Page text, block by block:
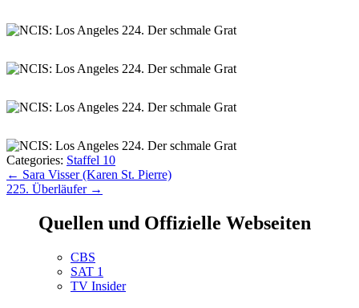
Categories: Staffel 10
Beitragsnavigation
← Sara Visser (Karen St. Pierre)
225. Überläufer →
Quellen und Offizielle Webseiten
CBS
SAT 1
TV Insider